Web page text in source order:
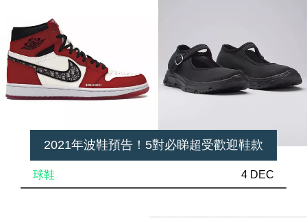
2021年波鞋預告！5對必睇超受歡迎鞋款
球鞋 4 DEC